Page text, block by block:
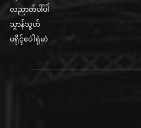
လညာတ်ပါ်ပါဲ
သၟာန်သွဟ်
ပရိုၚ်ပေဲါရုဲမာဲ